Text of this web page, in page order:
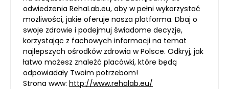
odwiedzenia RehaLab.eu, aby w pełni wykorzystać
możliwości, jakie oferuje nasza platforma. Dbaj o
swoje zdrowie i podejmuj świadome decyzje,
korzystając z fachowych informacji na temat
najlepszych ośrodków zdrowia w Polsce. Odkryj, jak
łatwo możesz znaleźć placówki, które będą
odpowiadały Twoim potrzebom!
Strona www: http://www.rehalab.eu/